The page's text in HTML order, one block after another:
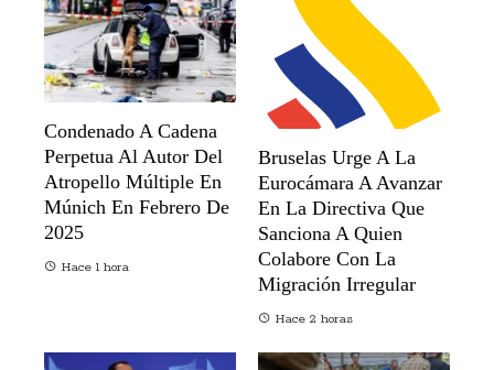
Condenado A Cadena
Perpetua Al Autor Del
Atropello Múltiple En
Múnich En Febrero De
2025
Hace 1 hora
Bruselas Urge A La
Eurocámara A Avanzar
En La Directiva Que
Sanciona A Quien
Colabore Con La
Migración Irregular
Hace 2 horas